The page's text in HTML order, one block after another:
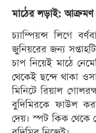
মাঠের লড়াই:
চ্যাম্পিয়ন্স লিগে
জুনিয়রের জন্য
চাপ নিয়েই মাঠে
থেকেই ছন্দে থাকা
মিনিটে রিয়াল
বুদিমিরকে ফাউল
দেয়। স্পট কিক